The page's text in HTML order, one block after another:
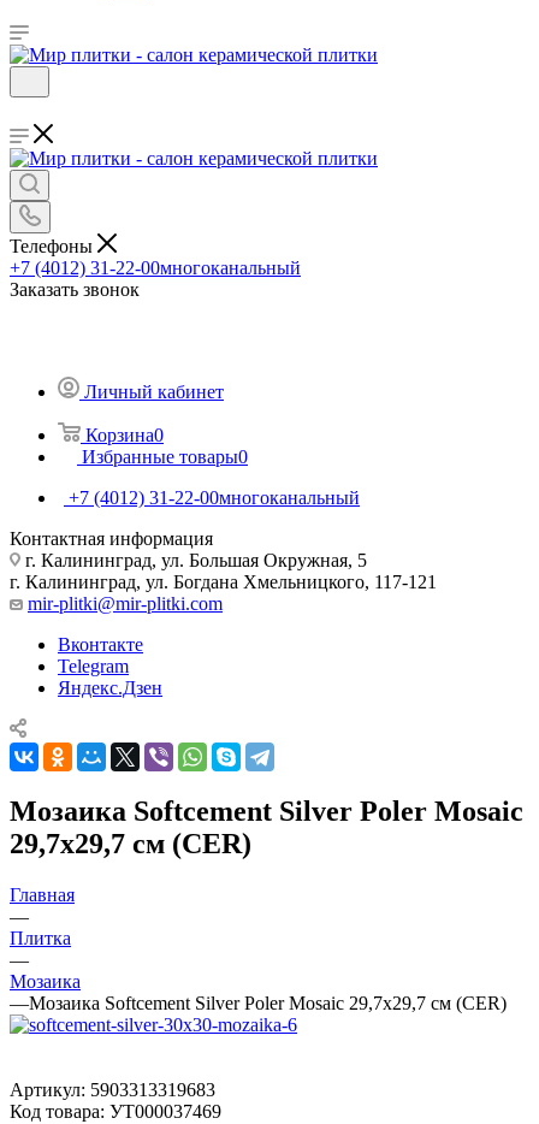
Телефоны
+7 (4012) 31-22-00многоканальный
Заказать звонок
Личный кабинет
Корзина0
Избранные товары0
+7 (4012) 31-22-00многоканальный
Контактная информация
г. Калининград, ул. Большая Окружная, 5
г. Калининград, ул. Богдана Хмельницкого, 117-121
mir-plitki@mir-plitki.com
Вконтакте
Telegram
Яндекс.Дзен
Мозаика Softcement Silver Poler Mosaic
29,7x29,7 см (CER)
Главная
—
Плитка
—
Мозаика
—Мозаика Softcement Silver Poler Mosaic 29,7x29,7 см (CER)
Артикул: 5903313319683
Код товара: УТ000037469